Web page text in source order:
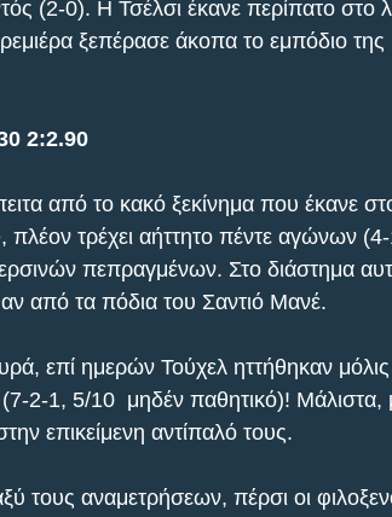
(2-0). Η Τσέλσι έκανε περίπατο στο
ξεπέρασε άκοπα το εμπόδιο
2:2.90
από το κακό ξεκίνημα που έκανε
τρέχει αήττητο πέντε αγώνων
πεπραγμένων. Στο διάστημα
από τα πόδια του Σαντιό Μανέ.
επί ημερών Τούχελ ηττήθηκαν
2-1, 5/10  μηδέν παθητικό)! Μάλιστα,
επικείμενη αντίπαλό τους.
τους αναμετρήσεων, πέρσι οι